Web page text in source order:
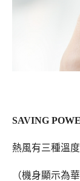
SAVING
熱風有三種溫
（機身顯示為